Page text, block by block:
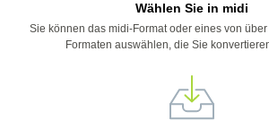
Wählen Sie in midi
Sie können das midi-Format oder eines von
Formaten auswählen, die Sie